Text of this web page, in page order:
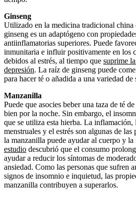
Ginseng
Utilizado en la medicina tradicional china
ginseng es un adaptógeno con
antiinflamatorias superiores. Puede
inmunitaria e influir positivamente en los
debidos al estrés, al tiempo que suprime
depresión. La raíz de ginseng puede
para hacer té o añadida a una variedad de
Manzanilla
Puede que asocies beber una taza de té
bien por la noche. Sin embargo, el
que se utiliza esta hierba. La inflamación,
menstruales y el estrés son algunas de
la manzanilla puede ayudar al cuerpo y la
estudio descubrió que el consumo
ayudar a reducir los síntomas de
ansiedad. Como las personas que sufren
signos de insomnio e inquietud, las
manzanilla contribuyen a superarlos.